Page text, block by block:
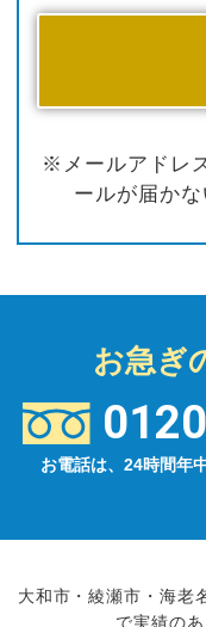
※メールアドレ
ールが届かな
お急ぎ
お電話は、24時間年
大和市・綾瀬市・海老
で実績の